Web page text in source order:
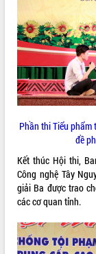
Lễ truy tặng danh hiệu
Nam Anh hùng” và
Lao động
UBND tỉnh Đắk Lắk
vụ 6 tháng cuối năm
Kỳ họp thứ Hai, Hội
tỉnh khóa XI quyết nghị
Bí thư Tỉnh ủy Lương
Triết thăm, tặng quà
cách mạng
Rà soát, hoàn thiện hệ
văn hóa, thể thao đáp
phát triển mới
mặt Đoàn chuyên gia y
Minh
ALBUM ẢNH
LIÊN KẾT WEB
THỐNG KÊ TRUY CẬP
Hôm nay:
16894
Phần thi Tiểu
đề
Kết thúc Hội thi,
Công nghệ Tây
giải Ba được trao
các cơ quan tỉnh.